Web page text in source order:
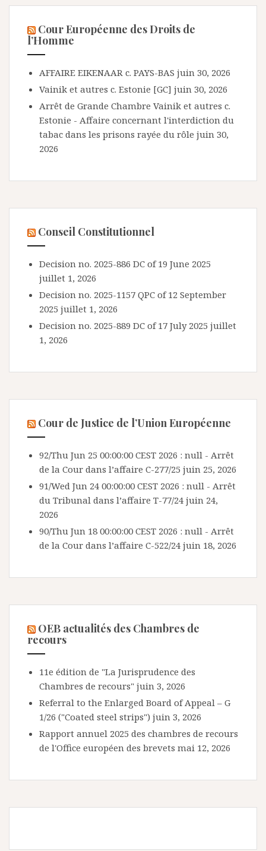
Cour Européenne des Droits de
l’Homme
AFFAIRE EIKENAAR c. PAYS-BAS juin 30, 2026
Vainik et autres c. Estonie [GC] juin 30, 2026
Arrêt de Grande Chambre Vainik et autres c.
Estonie - Affaire concernant l'interdiction du
tabac dans les prisons rayée du rôle juin 30,
2026
Conseil Constitutionnel
Decision no. 2025-886 DC of 19 June 2025
juillet 1, 2026
Decision no. 2025-1157 QPC of 12 September
2025 juillet 1, 2026
Decision no. 2025-889 DC of 17 July 2025 juillet
1, 2026
Cour de Justice de l’Union Européenne
92/Thu Jun 25 00:00:00 CEST 2026 : null - Arrêt
de la Cour dans l’affaire C-277/25 juin 25, 2026
91/Wed Jun 24 00:00:00 CEST 2026 : null - Arrêt
du Tribunal dans l’affaire T-77/24 juin 24,
2026
90/Thu Jun 18 00:00:00 CEST 2026 : null - Arrêt
de la Cour dans l’affaire C-522/24 juin 18, 2026
OEB actualités des Chambres de
recours
11e édition de "La Jurisprudence des
Chambres de recours" juin 3, 2026
Referral to the Enlarged Board of Appeal – G
1/26 ("Coated steel strips") juin 3, 2026
Rapport annuel 2025 des chambres de recours
de l'Office européen des brevets mai 12, 2026